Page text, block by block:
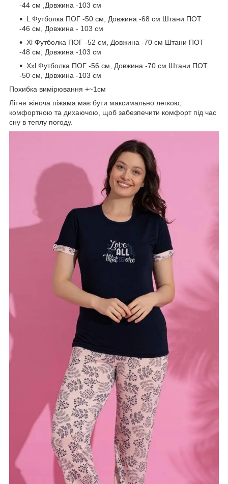
-44 см ,Довжина -103 см
L Футболка ПОГ -50 см, Довжина -68 см Штани ПОТ
-46 см, Довжина - 103 см
Xl Футболка ПОГ -52 см, Довжина -70 см Штани ПОТ
-48 см, Довжина -103 см
Xxl Футболка ПОГ -56 см, Довжина -70 см Штани ПОТ
-50 см, Довжина -103 см
Похибка вимірювання +~1см
Літня жіноча піжама має бути максимально легкою,
комфортною та дихаючою, щоб забезпечити комфорт під час
сну в теплу погоду.